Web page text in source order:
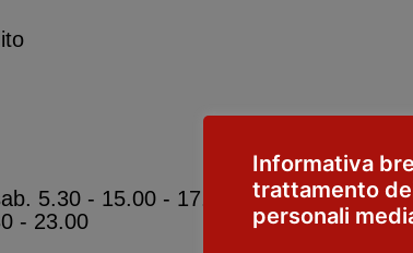
5.30 - 15.00 - 17.30 - 23.00 Orario
- 23.00
Informativa
trattamento
personali